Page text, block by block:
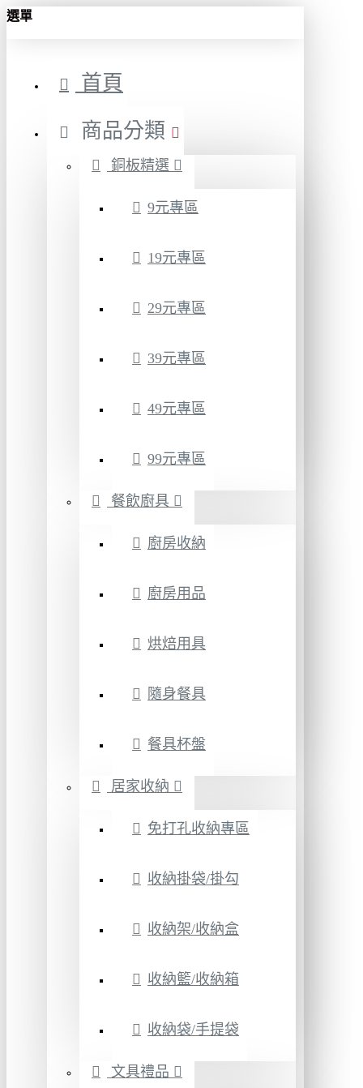
選單
首頁
商品分類
銅板精選
9元專區
19元專區
29元專區
39元專區
49元專區
99元專區
餐飲廚具
廚房收納
廚房用品
烘焙用具
隨身餐具
餐具杯盤
居家收納
免打孔收納專區
收納掛袋/掛勾
收納架/收納盒
收納籃/收納箱
收納袋/手提袋
文具禮品